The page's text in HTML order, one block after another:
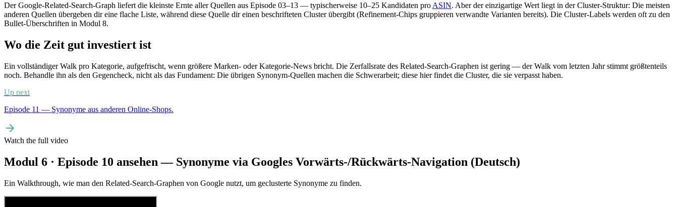
Der Google-Related-Search-Graph liefert die kleinste Ernte aller Quellen aus Episode 03–13 — typischerweise 10–25 Kandidaten pro ASIN. Aber der einzigartige Wert liegt in der Cluster-Struktur: Die meisten
anderen Quellen übergeben dir eine flache Liste, während diese Quelle dir einen beschrifteten Cluster übergibt (Refinement-Chips gruppieren verwandte Varianten bereits). Die Cluster-Labels werden oft zu den
Bullet-Überschriften in Modul 8.
Wo die Zeit gut investiert ist
Ein vollständiger Walk pro Kategorie, aufgefrischt, wenn größere Marken- oder Kategorie-News bricht. Die Zerfallsrate des Related-Search-Graphen ist gering — der Walk vom letzten Jahr stimmt größtenteils
noch. Behandle ihn als den Gegencheck, nicht als das Fundament: Die übrigen Synonym-Quellen machen die Schwerarbeit; diese hier findet die Cluster, die sie verpasst haben.
Up next
Episode 11 — Synonyme aus anderen Online-Shops.
Watch the full video
Modul 6 · Episode 10 ansehen — Synonyme via Googles Vorwärts-/Rückwärts-Navigation (Deutsch)
Ein Walkthrough, wie man den Related-Search-Graphen von Google nutzt, um geclusterte Synonyme zu finden.